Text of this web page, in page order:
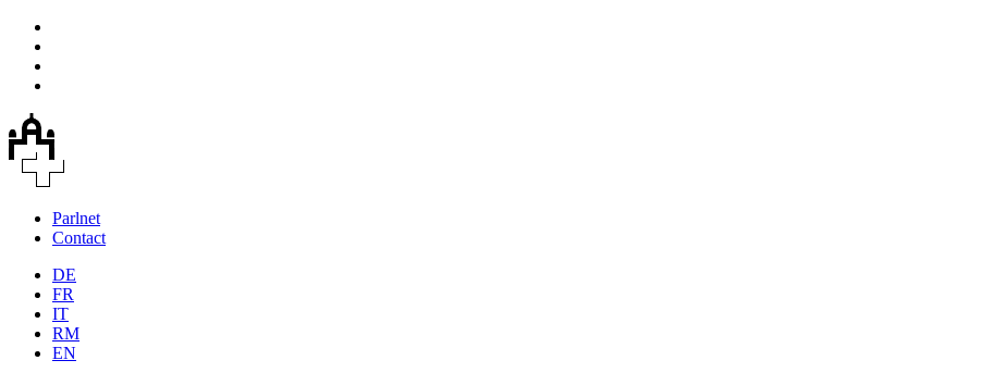
Parlnet
Contact
DE
FR
IT
RM
EN